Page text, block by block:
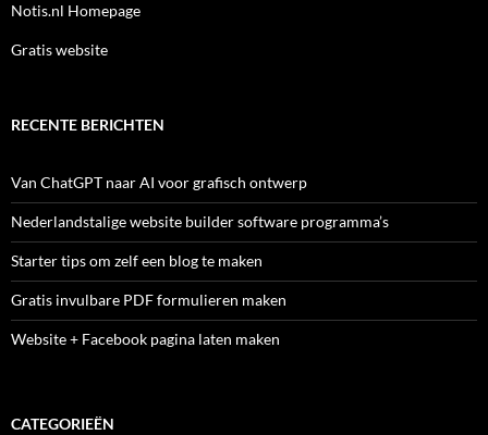
Notis.nl Homepage
Gratis website
RECENTE BERICHTEN
Van ChatGPT naar AI voor grafisch ontwerp
Nederlandstalige website builder software programma’s
Starter tips om zelf een blog te maken
Gratis invulbare PDF formulieren maken
Website + Facebook pagina laten maken
CATEGORIEËN